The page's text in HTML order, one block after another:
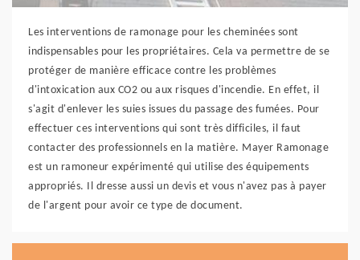
Les interventions de ramonage pour les cheminées sont
indispensables pour les propriétaires. Cela va permettre de se
protéger de manière efficace contre les problèmes
d'intoxication aux CO2 ou aux risques d'incendie. En effet, il
s'agit d'enlever les suies issues du passage des fumées. Pour
effectuer ces interventions qui sont très difficiles, il faut
contacter des professionnels en la matière. Mayer Ramonage
est un ramoneur expérimenté qui utilise des équipements
appropriés. Il dresse aussi un devis et vous n'avez pas à payer
de l'argent pour avoir ce type de document.